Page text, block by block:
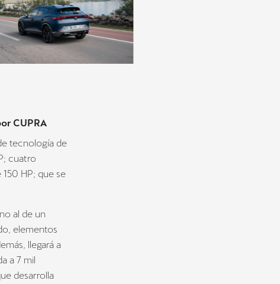
CUPRA
tecnología de
cuatro
150 HP; que se
al de un
elementos
llegará a
a 7 mil
desarrolla